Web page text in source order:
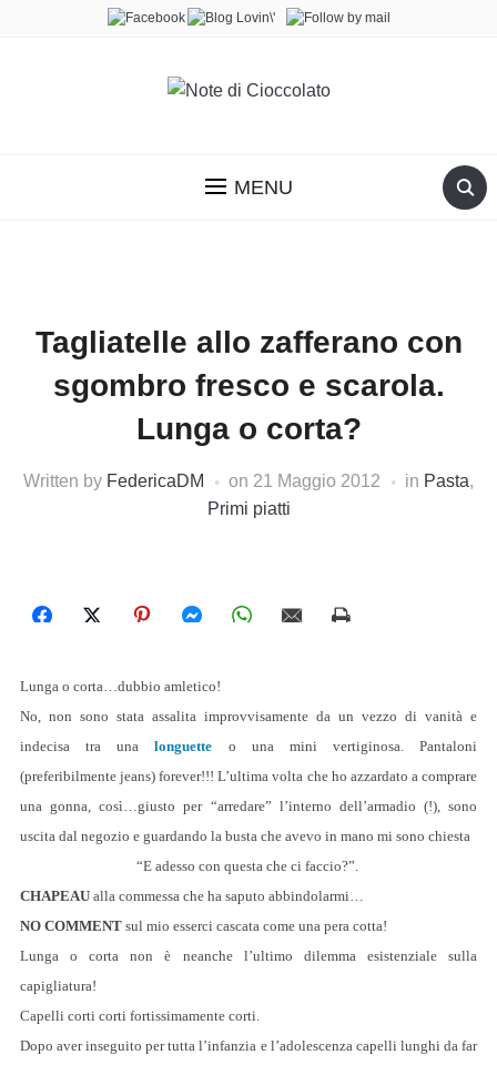
MENU
Tagliatelle allo zafferano con
sgombro fresco e scarola.
Lunga o corta?
Written by FedericaDM on 21 Maggio 2012 in Pasta,
Primi piatti
Lunga o corta…dubbio amletico!
No, non sono stata assalita improvvisamente da un vezzo di vanità e
indecisa tra unalonguette o una mini vertiginosa. Pantaloni
(preferibilmente jeans) forever!!! L’ultima volta che ho azzardato a comprare
una gonna, così…giusto per “arredare” l’interno dell’armadio (!), sono
uscita dal negozio e guardando la busta che avevo in mano mi sono chiesta
“E adesso con questa che ci faccio?”.
CHAPEAUalla commessa che ha saputo abbindolarmi…
NO COMMENTsul mio esserci cascata come una pera cotta!
Lunga o corta non è neanche l’ultimo dilemma esistenziale sulla
capigliatura!
Capelli corti corti fortissimamente corti.
Dopo aver inseguito per tutta l’infanzia e l’adolescenza capelli lunghi da far